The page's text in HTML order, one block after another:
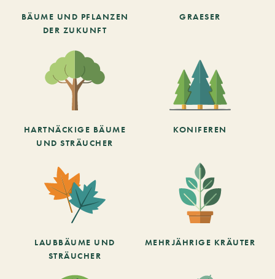
BÄUME UND PFLANZEN
DER ZUKUNFT
GRAESER
HARTNÄCKIGE BÄUME
UND STRÄUCHER
KONIFEREN
LAUBBÄUME UND
STRÄUCHER
MEHRJÄHRIGE KRÄUTER